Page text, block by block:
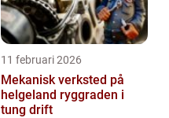
11 februari 2026
Mekanisk verksted på
helgeland ryggraden i
tung drift